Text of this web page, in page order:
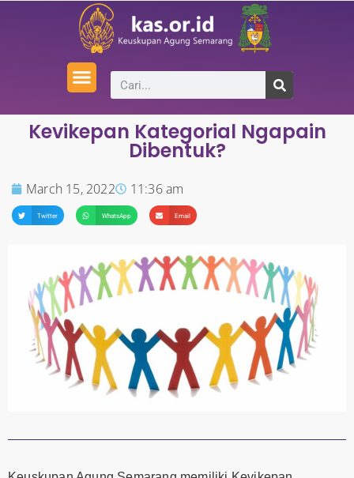
Kevikepan Kategorial Ngapain
Dibentuk?
March 15, 2022 11:36 am
Twitter WhatsApp Email